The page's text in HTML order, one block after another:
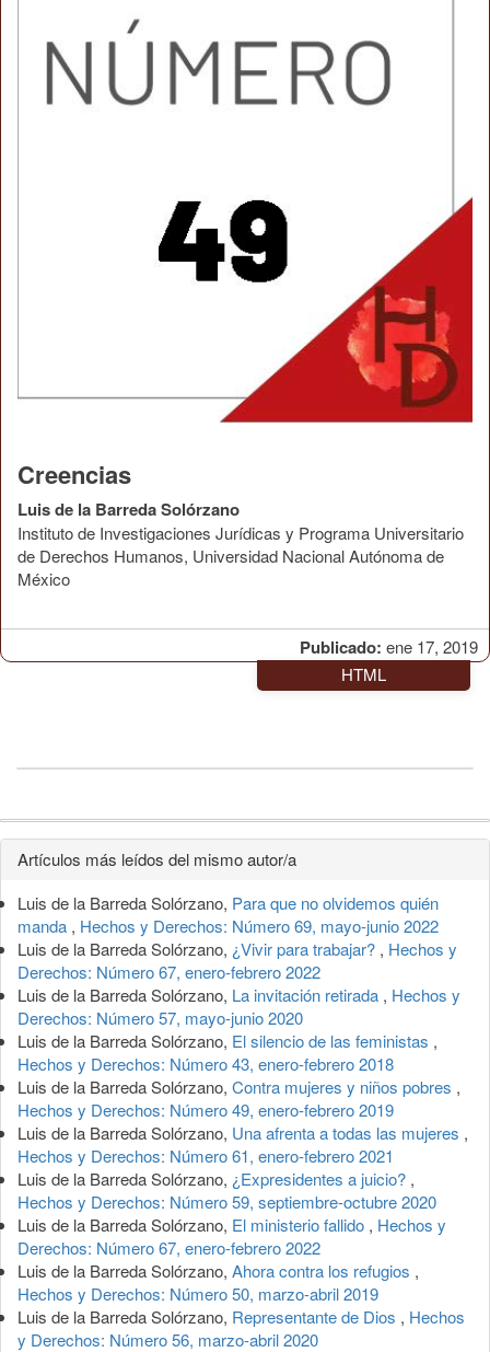
Publicado: ene 17, 2019
Creencias
Luis de la Barreda Solórzano
Instituto de Investigaciones Jurídicas y Programa Universitario
de Derechos Humanos, Universidad Nacional Autónoma de
México
HTML
Detalles
del
artículo
Artículos más leídos del mismo autor/a
Luis de la Barreda Solórzano, Para que no olvidemos quién
manda , Hechos y Derechos: Número 69, mayo-junio 2022
Luis de la Barreda Solórzano, ¿Vivir para trabajar? , Hechos y
Derechos: Número 67, enero-febrero 2022
Luis de la Barreda Solórzano, La invitación retirada , Hechos y
Derechos: Número 57, mayo-junio 2020
Luis de la Barreda Solórzano, El silencio de las feministas ,
Hechos y Derechos: Número 43, enero-febrero 2018
Luis de la Barreda Solórzano, Contra mujeres y niños pobres ,
Hechos y Derechos: Número 49, enero-febrero 2019
Luis de la Barreda Solórzano, Una afrenta a todas las mujeres ,
Hechos y Derechos: Número 61, enero-febrero 2021
Luis de la Barreda Solórzano, ¿Expresidentes a juicio? ,
Hechos y Derechos: Número 59, septiembre-octubre 2020
Luis de la Barreda Solórzano, El ministerio fallido , Hechos y
Derechos: Número 67, enero-febrero 2022
Luis de la Barreda Solórzano, Ahora contra los refugios ,
Hechos y Derechos: Número 50, marzo-abril 2019
Luis de la Barreda Solórzano, Representante de Dios , Hechos
y Derechos: Número 56, marzo-abril 2020